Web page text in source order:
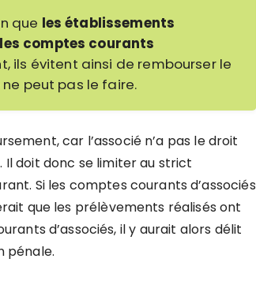
que les établissements
comptes courants
ils évitent ainsi de rembourser le
peut pas le faire.
car l’associé n’a pas le droit
Il doit donc se limiter au strict
Si les comptes courants d’associés
que les prélèvements réalisés ont
d’associés, il y aurait alors délit
pénale.